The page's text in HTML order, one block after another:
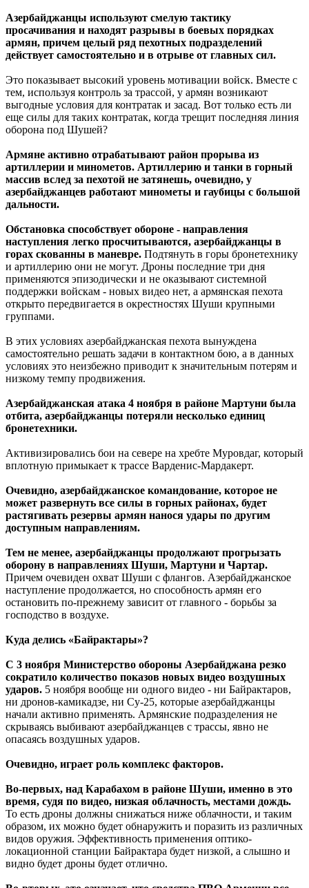
Азербайджанцы используют смелую тактику
просачивания и находят разрывы в боевых порядках
армян, причем целый ряд пехотных подразделений
действует самостоятельно и в отрыве от главных сил.
Это показывает высокий уровень мотивации войск. Вместе с
тем, используя контроль за трассой, у армян возникают
выгодные условия для контратак и засад. Вот только есть ли
еще силы для таких контратак, когда трещит последняя линия
оборона под Шушей?
Армяне активно отрабатывают район прорыва из
артиллерии и минометов. Артиллерию и танки в горный
массив вслед за пехотой не затянешь, очевидно, у
азербайджанцев работают минометы и гаубицы с большой
дальности.
Обстановка способствует обороне - направления
наступления легко просчитываются, азербайджанцы в
горах скованны в маневре. Подтянуть в горы бронетехнику
и артиллерию они не могут. Дроны последние три дня
применяются эпизодически и не оказывают системной
поддержки войскам - новых видео нет, а армянская пехота
открыто передвигается в окрестностях Шуши крупными
группами.
В этих условиях азербайджанская пехота вынуждена
самостоятельно решать задачи в контактном бою, а в данных
условиях это неизбежно приводит к значительным потерям и
низкому темпу продвижения.
Азербайджанская атака 4 ноября в районе Мартуни была
отбита, азербайджанцы потеряли несколько единиц
бронетехники.
Активизировались бои на севере на хребте Муровдаг, который
вплотную примыкает к трассе Варденис-Мардакерт.
Очевидно, азербайджанское командование, которое не
может развернуть все силы в горных районах, будет
растягивать резервы армян нанося удары по другим
доступным направлениям.
Тем не менее, азербайджанцы продолжают прогрызать
оборону в направлениях Шуши, Мартуни и Чартар.
Причем очевиден охват Шуши с флангов. Азербайджанское
наступление продолжается, но способность армян его
остановить по-прежнему зависит от главного - борьбы за
господство в воздухе.
Куда делись «Байрактары»?
С 3 ноября Министерство обороны Азербайджана резко
сократило количество показов новых видео воздушных
ударов. 5 ноября вообще ни одного видео - ни Байрактаров,
ни дронов-камикадзе, ни Су-25, которые азербайджанцы
начали активно применять. Армянские подразделения не
скрываясь выбивают азербайджанцев с трассы, явно не
опасаясь воздушных ударов.
Очевидно, играет роль комплекс факторов.
Во-первых, над Карабахом в районе Шуши, именно в это
время, судя по видео, низкая облачность, местами дождь.
То есть дроны должны снижаться ниже облачности, и таким
образом, их можно будет обнаружить и поразить из различных
видов оружия. Эффективность применения оптико-
локационной станции Байрактара будет низкой, а слышно и
видно будет дроны будет отлично.